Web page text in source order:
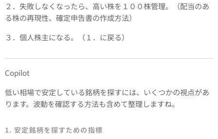
２．失敗しなくなったら、高い株を１００株管理。（配当のあ
る株の再現性、確定申告書の作成方法）
３．個人株主になる。（１．に戻る）
Copilot
低い相場で安定している銘柄を探すには、いくつかの視点があ
ります。波動を確認する方法も含めて整理しますね。
1. 安定銘柄を探すための指標